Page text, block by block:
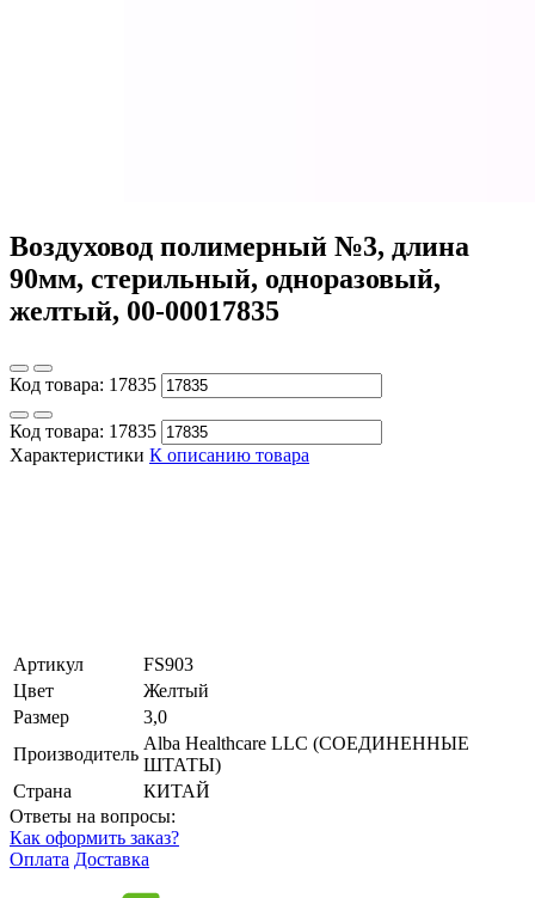
Воздуховод полимерный №3, длина
90мм, стерильный, одноразовый,
желтый, 00-00017835
Код товара: 17835
Код товара: 17835
Характеристики К описанию товара
Артикул
FS903
Цвет
Желтый
Размер
3,0
Производитель
Alba Healthcare LLC (СОЕДИНЕННЫЕ
ШТАТЫ)
Страна
КИТАЙ
Ответы на вопросы:
Как оформить заказ?
Оплата Доставка